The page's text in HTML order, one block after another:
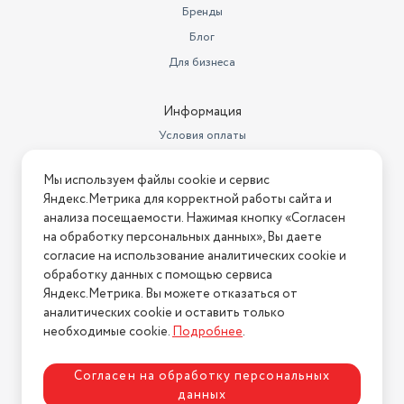
-Инновационные технологии
-Непревзойденное качество напитков
9400
Зерновой
Количество степеней помола
7
Емкость контейнера для зерен
125
Комплектация
кофемашина, руководство
пользователя
Цвет товара
белый
белый
Тип управления
электронное
Ширина (см)
27.1
Одновременное
приготовление двух чашек
нет
Бренды
Блог
Для бизнеса
Информация
Условия оплаты
Условия возврата
Нашли ошибку на сайте? Напишите нам
2026 © Интернет-магазин "АстМаркет". У нас есть всё!
Политика конфиденциальности
Мы используем файлы cookie и сервис
Яндекс.Метрика для корректной работы сайта и
анализа посещаемости. Нажимая кнопку «Согласен
на обработку персональных данных», Вы даете
согласие на использование аналитических cookie и
обработку данных с помощью сервиса
Яндекс.Метрика. Вы можете отказаться от
аналитических cookie и оставить только
необходимые cookie.Подробнее.
Согласен на обработку персональных
данных